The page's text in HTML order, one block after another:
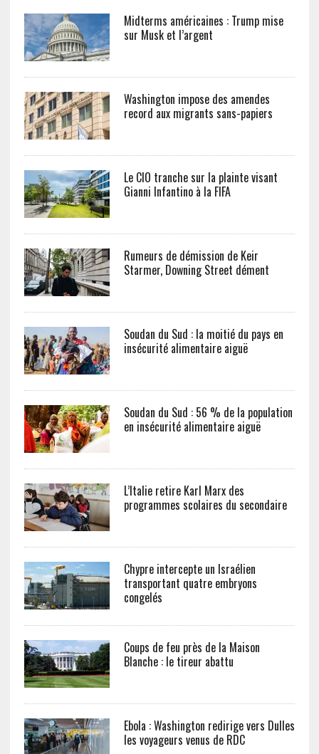
Midterms américaines : Trump mise
sur Musk et l’argent
Washington impose des amendes
record aux migrants sans-papiers
Le CIO tranche sur la plainte visant
Gianni Infantino à la FIFA
Rumeurs de démission de Keir
Starmer, Downing Street dément
Soudan du Sud : la moitié du pays en
insécurité alimentaire aiguë
Soudan du Sud : 56 % de la population
en insécurité alimentaire aiguë
L’Italie retire Karl Marx des
programmes scolaires du secondaire
Chypre intercepte un Israélien
transportant quatre embryons
congelés
Coups de feu près de la Maison
Blanche : le tireur abattu
Ebola : Washington redirige vers Dulles
les voyageurs venus de RDC